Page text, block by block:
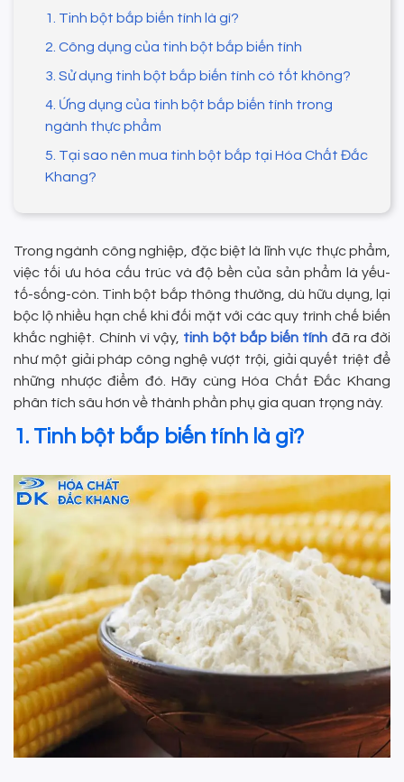
1. Tinh bột bắp biến tính là gì?
2. Công dụng của tinh bột bắp biến tính
3. Sử dụng tinh bột bắp biến tính có tốt không?
4. Ứng dụng của tinh bột bắp biến tính trong
ngành thực phẩm
5. Tại sao nên mua tinh bột bắp tại Hóa Chất Đắc
Khang?
Trong ngành công nghiệp, đặc biệt là lĩnh vực thực phẩm,
việc tối ưu hóa cấu trúc và độ bền của sản phẩm là yếu-
tố-sống-còn. Tinh bột bắp thông thường, dù hữu dụng, lại
bộc lộ nhiều hạn chế khi đối mặt với các quy trình chế biến
khắc nghiệt. Chính vì vậy, tinh bột bắp biến tính đã ra đời
như một giải pháp công nghệ vượt trội, giải quyết triệt để
những nhược điểm đó. Hãy cùng Hóa Chất Đắc Khang
phân tích sâu hơn về thành phần phụ gia quan trọng này.
1. Tinh bột bắp biến tính là gì?